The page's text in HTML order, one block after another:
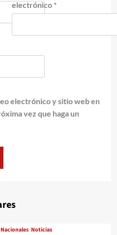
electrónico *
electrónico y sitio web en
vez que haga un
Nacionales Noticias